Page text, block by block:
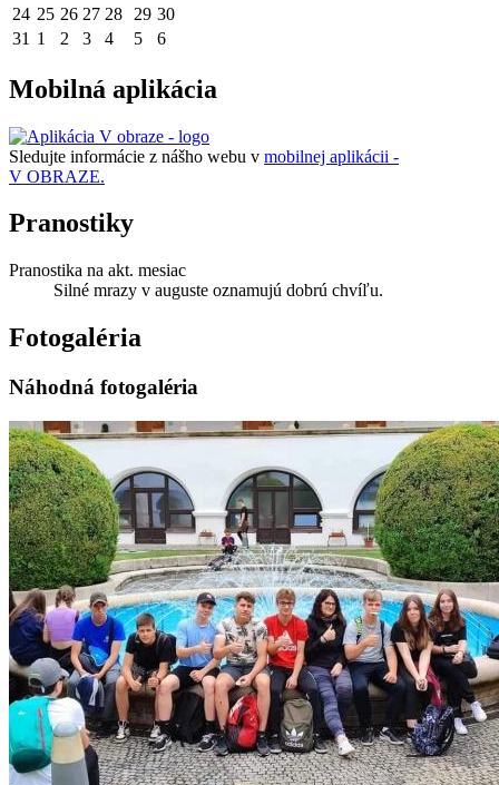
24 25 26 27 28 29 30
31 1 2 3 4 5 6
Mobilná aplikácia
Sledujte informácie z nášho webu v mobilnej aplikácii -
V OBRAZE.
Pranostiky
Pranostika na akt. mesiac
Silné mrazy v auguste oznamujú dobrú chvíľu.
Fotogaléria
Náhodná fotogaléria